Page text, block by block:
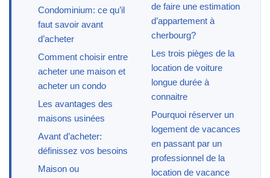
Condominium: ce qu’il
faut savoir avant
d’acheter
Comment choisir entre
acheter une maison et
acheter un condo
Les avantages des
maisons usinées
Avant d’acheter:
définissez vos besoins
Maison ou
de faire une estimation
d’appartement à
cherbourg?
Les trois pièges de la
location de voiture
longue durée à
connaitre
Pourquoi réserver un
logement de vacances
en passant par un
professionnel de la
location de vacance